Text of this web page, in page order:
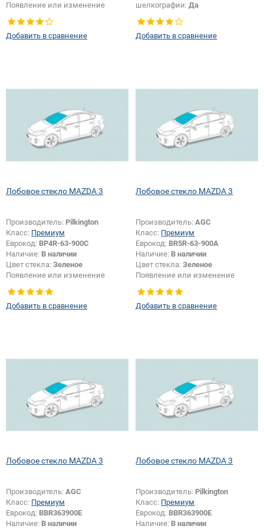
Появление или изменение
шелкографии:
Добавить в сравнение
шелкографии:Да
Добавить в сравнение
Лобовое стекло MAZDA 3
Производитель: Pilkington
Класс: Премиум
Еврокод: BP4R-63-900C
Наличие: В наличии
Цвет стекла: Зеленое
Появление или изменение
Добавить в сравнение
Лобовое стекло MAZDA 3
Производитель:AGC
Класс: Премиум
Еврокод: BR5R-63-900A
Наличие: В наличии
Цвет стекла:Зеленое
Появление или изменение
Добавить в сравнение
Лобовое стекло MAZDA 3
Производитель: AGC
Класс: Премиум
Еврокод: BBR363900E
Наличие: В наличии
Лобовое стекло MAZDA 3
Производитель: Pilkington
Класс: Премиум
Еврокод: BBR363900E
Наличие: В наличии